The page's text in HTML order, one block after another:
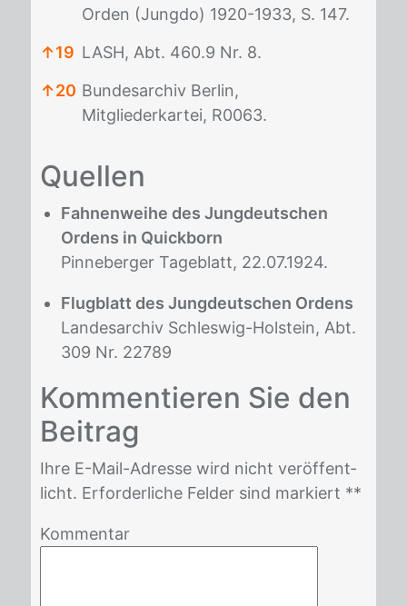
Orden (Jungdo) 1920-1933, S. 147.
↑19 LASH, Abt. 460.9 Nr. 8.
↑20 Bundesarchiv Berlin,
Mitgliederkartei, R0063.
Quel­len
Fahnenweihe des Jungdeutschen
Ordens in Quickborn
Pinneberger Tageblatt, 22.07.1924.
Flugblatt des Jungdeutschen Ordens
Landesarchiv Schleswig-Holstein, Abt.
309 Nr. 22789
Kom­men­tie­ren Sie den
Bei­trag
Ihre E-Mail-Adres­se wird nicht ver­öf­fent­
licht. Er­for­der­li­che Fel­der sind mar­kiert **
Kommentar